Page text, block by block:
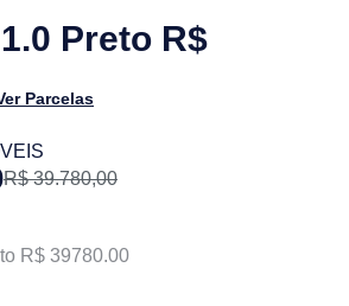
Preto R$
Parcelas
R$ 39.780,00